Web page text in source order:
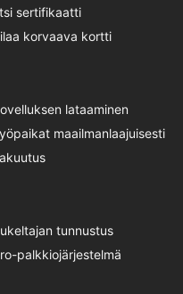
sertifikaatti
korvaava kortti
lataaminen
maailmanlaajuisesti
tunnustus
palkkiojärjestelmä